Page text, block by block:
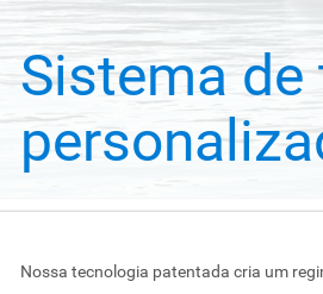
Sistema de
Nossa tecnologia patentada cria um